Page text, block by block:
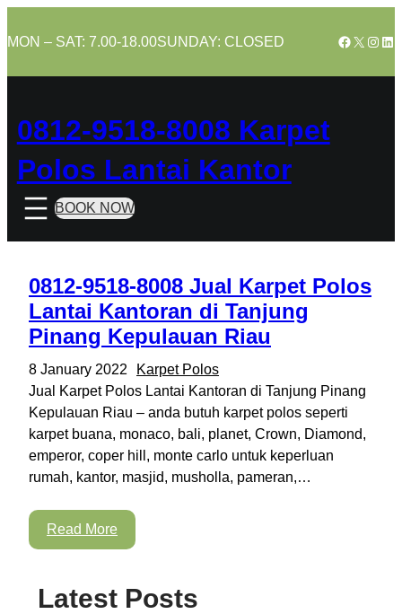
to
MON – SAT: 7.00-18.00SUNDAY: CLOSED Facebook
X
0812-9518-8008 Karpet
Polos Lantai Kantor
BOOK NOW
0812-9518-8008 Jual Karpet Polos
Lantai Kantoran di Tanjung
Pinang Kepulauan Riau
8 January 2022
Karpet Polos
Jual Karpet Polos Lantai Kantoran di Tanjung Pinang
Kepulauan Riau – anda butuh karpet polos seperti
karpet buana, monaco, bali, planet, Crown, Diamond,
emperor, coper hill, monte carlo untuk keperluan
rumah, kantor, masjid, musholla, pameran,…
Read More
Latest Posts